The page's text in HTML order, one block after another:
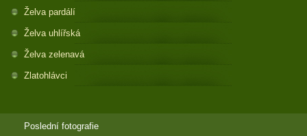
Želva pardálí
Želva uhlířská
Želva zelenavá
Zlatohlávci
Poslední fotografie